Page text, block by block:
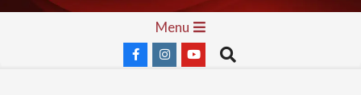
Skip
Menu
Search